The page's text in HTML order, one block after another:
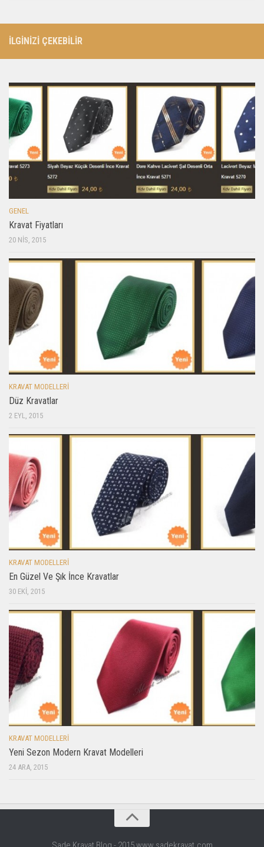
İLGİNİZİ ÇEKEBİLİR
GENEL
Kravat Fiyatları
20 NIS, 2015
KRAVAT MODELLERI
Düz Kravatlar
2 EYL, 2015
KRAVAT MODELLERI
En Güzel Ve Şık İnce Kravatlar
30 EKI, 2015
KRAVAT MODELLERI
Yeni Sezon Modern Kravat Modelleri
24 ARA, 2015